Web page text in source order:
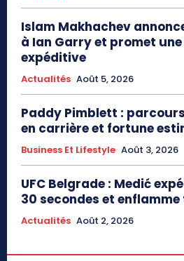
Islam Makhachev
à Ian Garry et promet
expéditive
Actualités Août 5, 2026
Paddy Pimblett :
en carrière et fortune
Business Et Lifestyle Août 3, 2026
UFC Belgrade : Medić
30 secondes et
Actualités Août 2, 2026